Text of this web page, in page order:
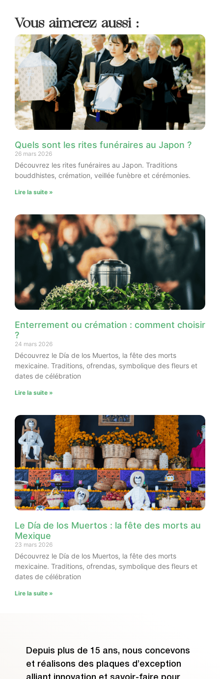
Vous aimerez aussi :
Quels sont les rites funéraires au Japon ?
26 mars 2026
Découvrez les rites funéraires au Japon. Traditions
bouddhistes, crémation, veillée funèbre et cérémonies.
Lire la suite »
Enterrement ou crémation : comment choisir
?
24 mars 2026
Découvrez le Día de los Muertos, la fête des morts
mexicaine. Traditions, ofrendas, symbolique des fleurs et
dates de célébration
Lire la suite »
Le Día de los Muertos : la fête des morts au
Mexique
23 mars 2026
Découvrez le Día de los Muertos, la fête des morts
mexicaine. Traditions, ofrendas, symbolique des fleurs et
dates de célébration
Lire la suite »
Depuis plus de 15 ans, nous concevons
et réalisons des plaques d’exception